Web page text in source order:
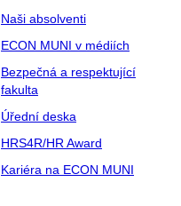
Naši absolventi
ECON MUNI v médiích
Bezpečná a respektující
fakulta
Úřední deska
HRS4R/HR Award
Kariéra na ECON MUNI